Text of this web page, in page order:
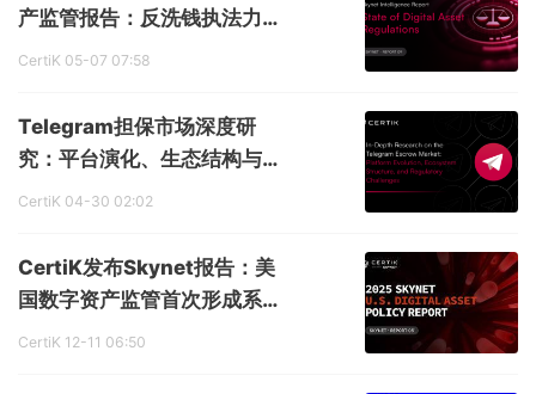
产监管报告：反洗钱执法力度
升级，智能合约审计成为准入
CertiK 05-07 07:58
Telegram担保市场深度研
究：平台演化、生态结构与监
管挑战
CertiK 04-30 02:02
CertiK发布Skynet报告：美
国数字资产监管首次形成系统
化框架
CertiK 12-11 06:50